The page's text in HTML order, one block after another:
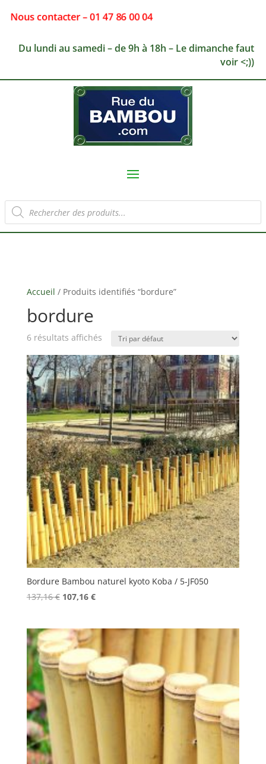
Nous contacter – 01 47 86 00 04
Du lundi au samedi – de 9h à 18h – Le dimanche faut
voir <;))
Recherche
de
produits
Accueil / Produits identifiés “bordure”
bordure
6 résultats affichés
Bordure Bambou naturel kyoto Koba / 5-JF050
137,16€ Le
était :
137,16 €.
107,16 €Le
107,16 €.